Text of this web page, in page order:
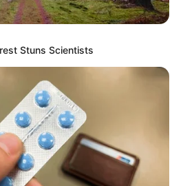
Stuns Scientists